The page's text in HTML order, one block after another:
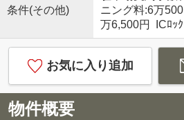
条件(その他)
ニング料:6万
万6,500円 ICﾛｯ
お気に入り追加
物件概要